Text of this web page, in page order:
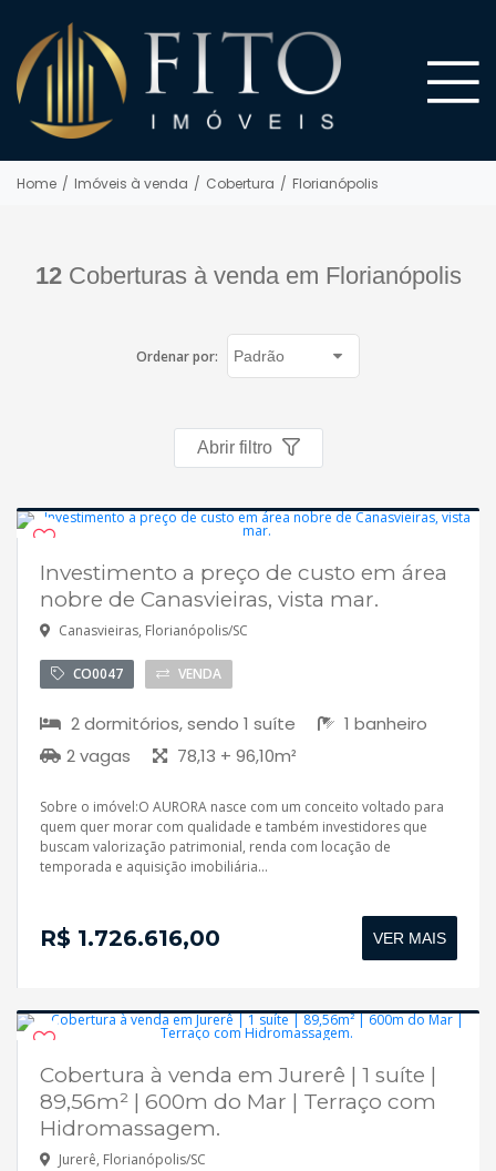
Home / Imóveis à venda / Cobertura / Florianópolis
12Coberturas à venda em Florianópolis
Ordenar por:
Abrir filtro
Investimento a preço de custo em área
nobre de Canasvieiras, vista mar.
Canasvieiras, Florianópolis/SC
CO0047 VENDA
2 dormitórios, sendo 1 suíte
1 banheiro
2 vagas
78,13 + 96,10m²
Sobre o imóvel:O AURORA nasce com um conceito voltado para
quem quer morar com qualidade e também investidores que
buscam valorização patrimonial, renda com locação de
temporada e aquisição imobiliária...
R$ 1.726.616,00 VER MAIS
Disponível
Aceita financiamento
Cobertura à venda em Jurerê | 1 suíte |
89,56m² | 600m do Mar | Terraço com
Hidromassagem.
Jurerê, Florianópolis/SC